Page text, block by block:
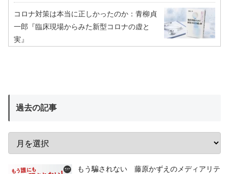
コロナ対策は本当に正しかったのか：青柳貞
一郎『臨床現場からみた新型コロナの虚と
実』
過去の記事
もう騙されない 藤原かずえのメディアリテ